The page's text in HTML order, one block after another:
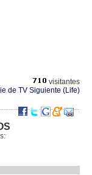
visitantes
de TV Siguiente (Life)